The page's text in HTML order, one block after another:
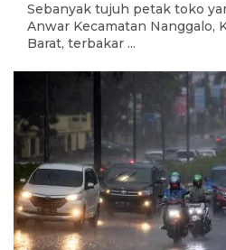
Sebanyak tujuh petak toko
Anwar Kecamatan Nanggalo,
Barat, terbakar ...